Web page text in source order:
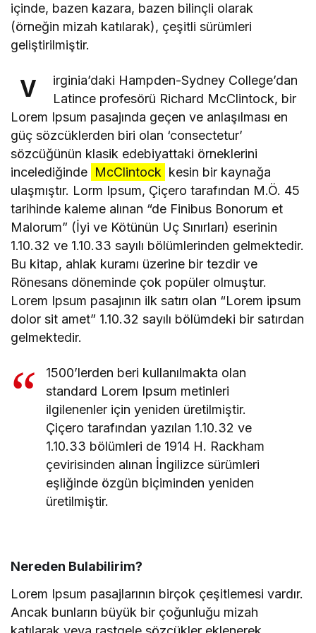
içinde, bazen kazara, bazen bilinçli olarak
(örneğin mizah katılarak), çeşitli sürümleri
geliştirilmiştir.
V
irginia’daki Hampden-Sydney College’dan
Latince profesörü Richard McClintock, bir
Lorem Ipsum pasajında geçen ve anlaşılması en
güç sözcüklerden biri olan ‘consectetur’
sözcüğünün klasik edebiyattaki örneklerini
incelediğinde McClintock kesin bir kaynağa
ulaşmıştır. Lorm Ipsum, Çiçero tarafından M.Ö. 45
tarihinde kaleme alınan “de Finibus Bonorum et
Malorum” (İyi ve Kötünün Uç Sınırları) eserinin
1.10.32 ve 1.10.33 sayılı bölümlerinden gelmektedir.
Bu kitap, ahlak kuramı üzerine bir tezdir ve
Rönesans döneminde çok popüler olmuştur.
Lorem Ipsum pasajının ilk satırı olan “Lorem ipsum
dolor sit amet” 1.10.32 sayılı bölümdeki bir satırdan
gelmektedir.
1500’lerden beri kullanılmakta olan
standard Lorem Ipsum metinleri
ilgilenenler için yeniden üretilmiştir.
Çiçero tarafından yazılan 1.10.32 ve
1.10.33 bölümleri de 1914 H. Rackham
çevirisinden alınan İngilizce sürümleri
eşliğinde özgün biçiminden yeniden
üretilmiştir.
Nereden Bulabilirim?
Lorem Ipsum pasajlarının birçok çeşitlemesi vardır.
Ancak bunların büyük bir çoğunluğu mizah